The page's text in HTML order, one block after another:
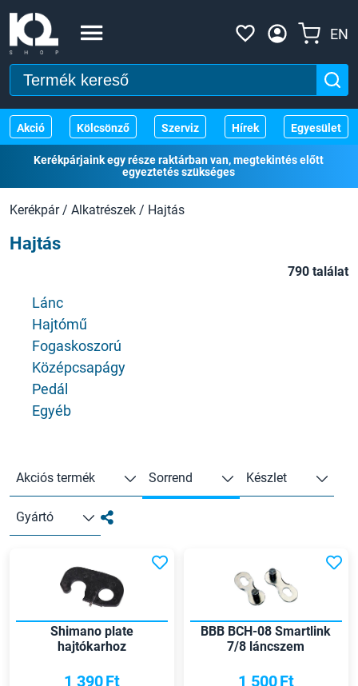
EN
Akció Kölcsönző Szerviz Hírek Egyesület
Kerékpárjaink egy része raktárban van, megtekintés előtt
egyeztetés szükséges
Kerékpár / Alkatrészek / Hajtás
Hajtás
790 találat
Lánc
Hajtómű
Fogaskoszorú
Középcsapágy
Pedál
Egyéb
Akciós termék Sorrend Készlet
Gyártó
Shimano plate
hajtókarhoz
1 390Ft
BBB BCH-08 Smartlink
7/8 láncszem
1 500Ft